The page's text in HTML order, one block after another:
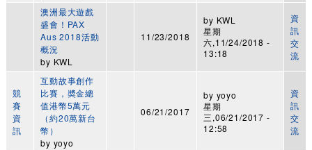
澳洲最大遊戲
盛會！PAX
Aus 2018活動
概況
by KWL
11/23/2018
by KWL
星期
六,11/24/2018 -
13:18
資
訊
交
流
競
賽
資
訊
互動故事創作
比賽，奬金總
值港幣5萬元
（約20萬新台
幣）
by yoyo
06/21/2017
by yoyo
星期
三,06/21/2017 -
12:58
資
訊
交
流